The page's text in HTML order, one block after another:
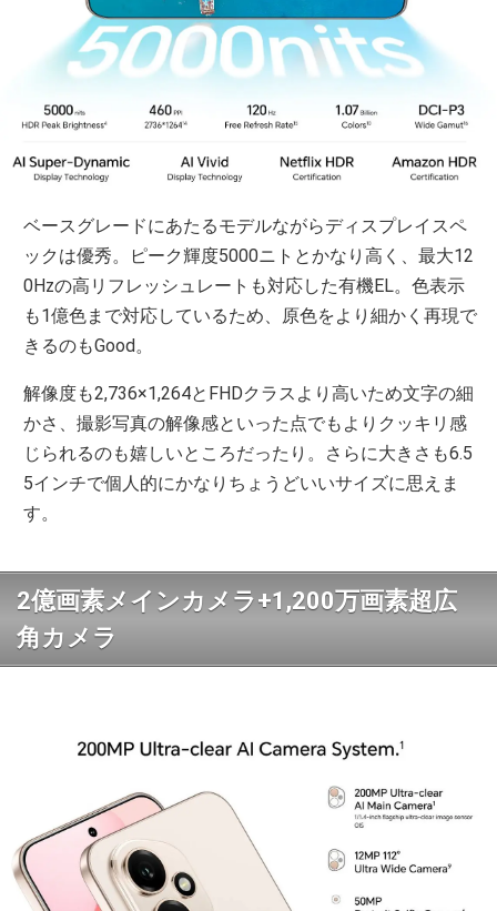
ベースグレードにあたるモデルながらディスプレイスペ
ックは優秀。ピーク輝度5000ニトとかなり高く、最大12
0Hzの高リフレッシュレートも対応した有機EL。色表示
も1億色まで対応しているため、原色をより細かく再現で
きるのもGood。
解像度も2,736×1,264とFHDクラスより高いため文字の細
かさ、撮影写真の解像感といった点でもよりクッキリ感
じられるのも嬉しいところだったり。さらに大きさも6.5
5インチで個人的にかなりちょうどいいサイズに思えま
す。
2億画素メインカメラ+1,200万画素超広
角カメラ